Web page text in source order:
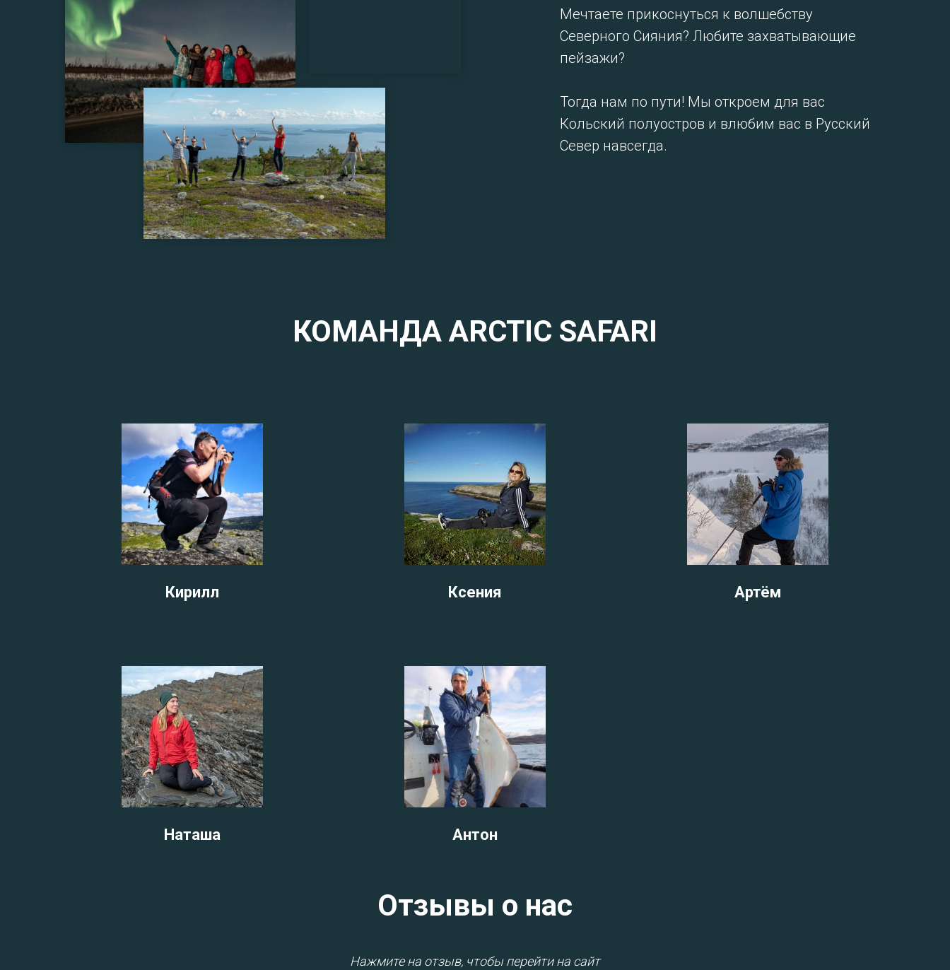
Мечтаете прикоснуться к волшебству
Северного Сияния? Любите захватывающие
пейзажи?
Тогда нам по пути! Мы откроем для вас
Кольский полуостров и влюбим вас в Русский
Север навсегда.
КОМАНДА ARCTIC SAFARI
Кирилл Ксения Артём
Наташа Антон
Отзывы о нас
Нажмите на отзыв, чтобы перейти на сайт